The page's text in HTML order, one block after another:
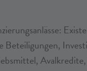
Beteiligungen,